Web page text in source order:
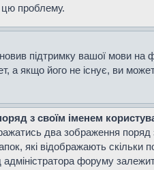
цю проблему.
підтримку вашої мови
а якщо його не існує, ви
з своїм іменем
два зображення
які відображають
адміністратора форуму